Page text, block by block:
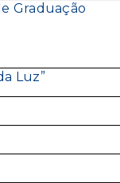
Graduação
Luz”